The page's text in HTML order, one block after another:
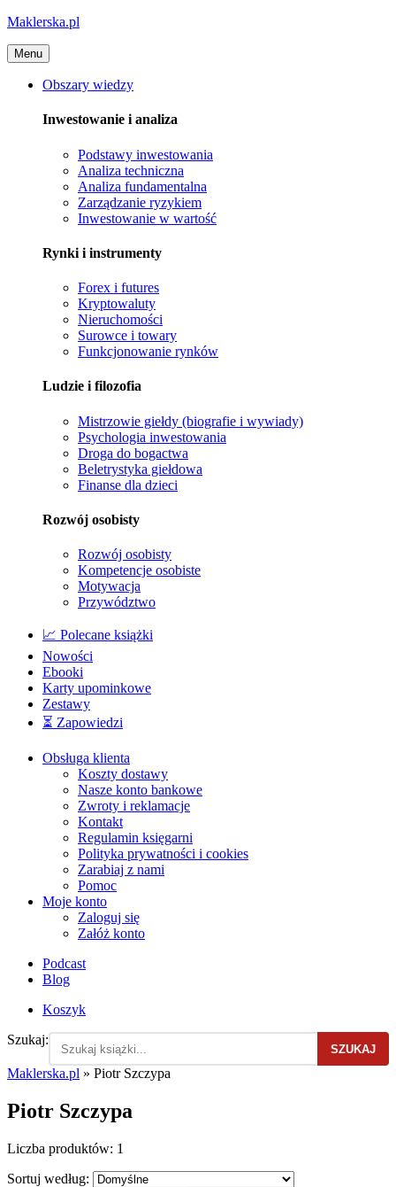
Maklerska.pl
Menu
Obszary wiedzy
Inwestowanie i analiza
Podstawy inwestowania
Analiza techniczna
Analiza fundamentalna
Zarządzanie ryzykiem
Inwestowanie w wartość
Rynki i instrumenty
Forex i futures
Kryptowaluty
Nieruchomości
Surowce i towary
Funkcjonowanie rynków
Ludzie i filozofia
Mistrzowie giełdy (biografie i wywiady)
Psychologia inwestowania
Droga do bogactwa
Beletrystyka giełdowa
Finanse dla dzieci
Rozwój osobisty
Rozwój osobisty
Kompetencje osobiste
Motywacja
Przywództwo
📈 Polecane książki
Nowości
Ebooki
Karty upominkowe
Zestawy
⏳ Zapowiedzi
Obsługa klienta
Koszty dostawy
Nasze konto bankowe
Zwroty i reklamacje
Kontakt
Regulamin księgarni
Polityka prywatności i cookies
Zarabiaj z nami
Pomoc
Moje konto
Zaloguj się
Załóż konto
Podcast
Blog
Koszyk
Szukaj:
SZUKAJ
Maklerska.pl » Piotr Szczypa
Piotr Szczypa
Liczba produktów: 1
Sortuj według: